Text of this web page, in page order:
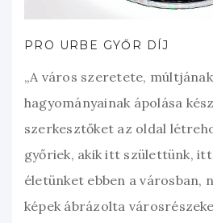
PRO URBE GYŐR DÍJ
„A város szeretete,
hagyományainak ápolása
szerkesztőket az oldal
győriek, akik itt születtünk,
életünket ebben a városban,
képek ábrázolta